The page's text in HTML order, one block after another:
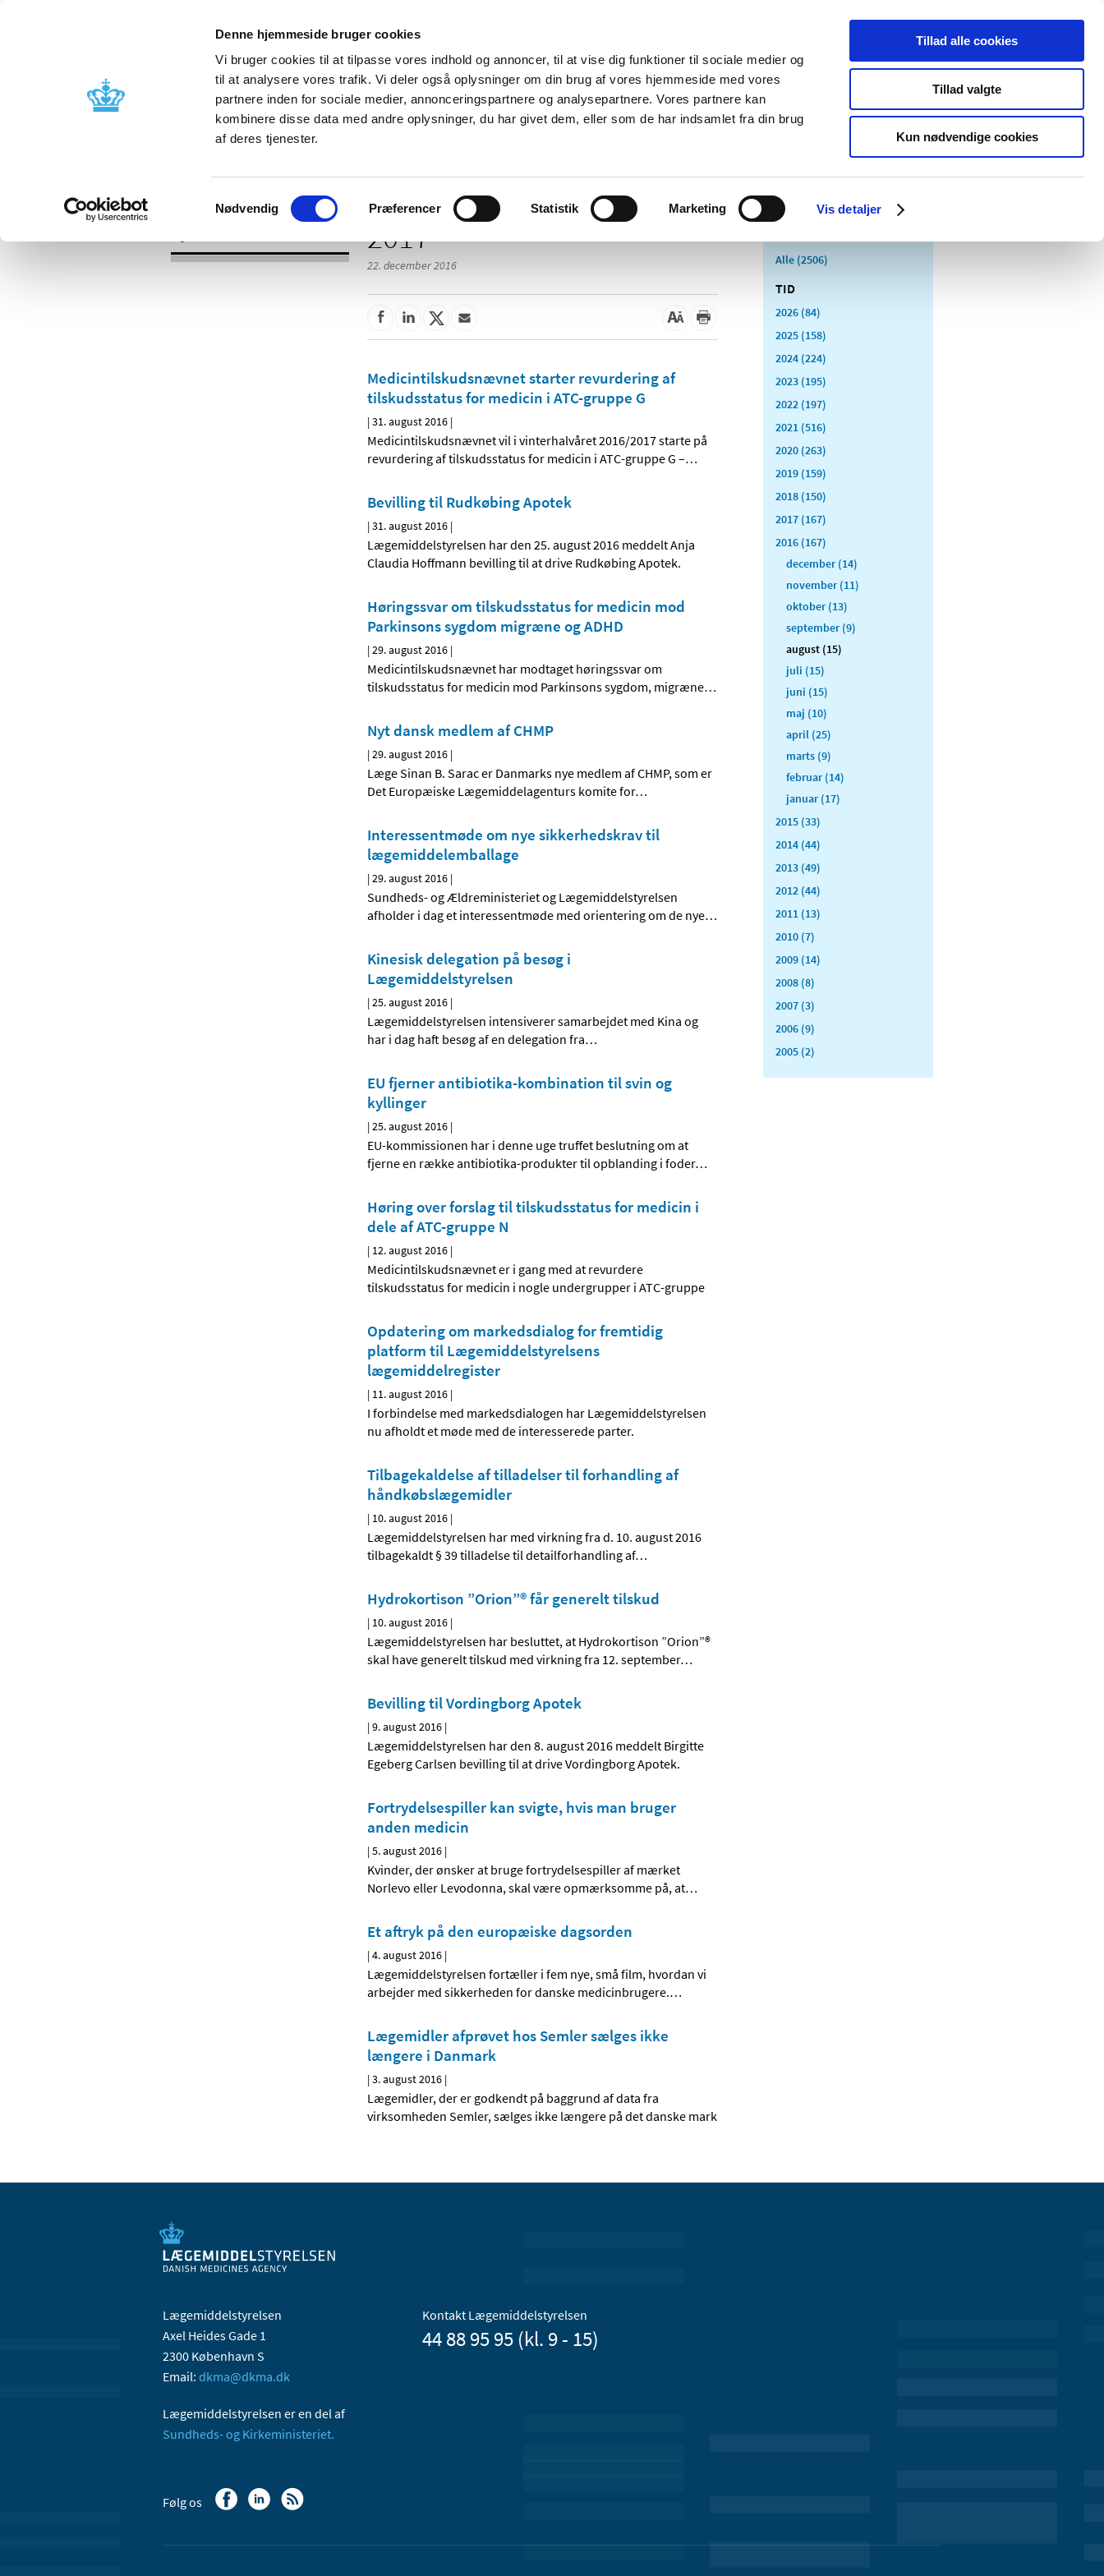
Denne hjemmeside bruger cookies
Vi bruger cookies til at tilpasse vores indhold og annoncer, til at vise dig funktioner til sociale medier og
til at analysere vores trafik. Vi deler også oplysninger om din brug af vores hjemmeside med vores
partnere inden for sociale medier, annonceringspartnere og analysepartnere. Vores partnere kan
kombinere disse data med andre oplysninger, du har givet dem, eller som de har indsamlet fra din brug
af deres tjenester.
Samtykkevalg
Nødvendig Præferencer Statistik Marketing Vis detaljer
Tillad alle cookies
Tillad valgte
Kun nødvendige cookies
Nyheder Om os Kontakt Udgivelser
Godkendelse og
Bivirkninger og
produktinformation
Tilskud og
Apoteker og salg af
Medicinsk
Særlige
produktområder
2017
22. december 2016
Medicintilskudsnævnet starter revurdering af
tilskudsstatus for medicin i ATC-gruppe G
|31. august 2016 |
Medicintilskudsnævnet vil i vinterhalvåret 2016/2017 starte på
revurdering af tilskudsstatus for medicin i ATC-gruppe G –…
Bevilling til Rudkøbing Apotek
|31. august 2016 |
Lægemiddelstyrelsen har den 25. august 2016 meddelt Anja
Claudia Hoffmann bevilling til at drive Rudkøbing Apotek.
Høringssvar om tilskudsstatus for medicin mod
Parkinsons sygdom migræne og ADHD
|29. august 2016 |
Medicintilskudsnævnet har modtaget høringssvar om
tilskudsstatus for medicin mod Parkinsons sygdom, migræne…
Nyt dansk medlem af CHMP
|29. august 2016 |
Læge Sinan B. Sarac er Danmarks nye medlem af CHMP, som er
Det Europæiske Lægemiddelagenturs komite for…
Interessentmøde om nye sikkerhedskrav til
lægemiddelemballage
|29. august 2016 |
Sundheds- og Ældreministeriet og Lægemiddelstyrelsen
afholder i dag et interessentmøde med orientering om de nye…
Kinesisk delegation på besøg i
Lægemiddelstyrelsen
|25. august 2016 |
Lægemiddelstyrelsen intensiverer samarbejdet med Kina og
har i dag haft besøg af en delegation fra…
EU fjerner antibiotika-kombination til svin og
kyllinger
|25. august 2016 |
EU-kommissionen har i denne uge truffet beslutning om at
fjerne en række antibiotika-produkter til opblanding i foder…
Høring over forslag til tilskudsstatus for medicin i
dele af ATC-gruppe N
| 12. august 2016 |
Medicintilskudsnævnet er i gang med at revurdere
tilskudsstatus for medicin i nogle undergrupper i ATC-gruppe
Opdatering om markedsdialog for fremtidig
platform til Lægemiddelstyrelsens
lægemiddelregister
| 11. august 2016 |
I forbindelse med markedsdialogen har Lægemiddelstyrelsen
nu afholdt et møde med de interesserede parter.
Tilbagekaldelse af tilladelser til forhandling af
håndkøbslægemidler
| 10. august 2016 |
Lægemiddelstyrelsen har med virkning fra d. 10. august 2016
tilbagekaldt § 39 tilladelse til detailforhandling af…
Hydrokortison ”Orion”® får generelt tilskud
| 10. august 2016 |
Lægemiddelstyrelsen har besluttet, at Hydrokortison ”Orion”®
skal have generelt tilskud med virkning fra 12. september…
Bevilling til Vordingborg Apotek
|9. august 2016 |
Lægemiddelstyrelsen har den 8. august 2016 meddelt Birgitte
Egeberg Carlsen bevilling til at drive Vordingborg Apotek.
Fortrydelsespiller kan svigte, hvis man bruger
anden medicin
|5. august 2016 |
Kvinder, der ønsker at bruge fortrydelsespiller af mærket
Norlevo eller Levodonna, skal være opmærksomme på, at…
Et aftryk på den europæiske dagsorden
|4. august 2016 |
Lægemiddelstyrelsen fortæller i fem nye, små film, hvordan vi
arbejder med sikkerheden for danske medicinbrugere.…
Lægemidler afprøvet hos Semler sælges ikke
længere i Danmark
|3. august 2016 |
Lægemidler, der er godkendt på baggrund af data fra
virksomheden Semler, sælges ikke længere på det danske mark
Alle (2506)
TID
2026 (84)
2025 (158)
2024 (224)
2023 (195)
2022 (197)
2021 (516)
2020 (263)
2019 (159)
2018 (150)
2017 (167)
2016 (167)
december (14)
november (11)
oktober (13)
september (9)
august (15)
juli (15)
juni (15)
maj (10)
april (25)
marts (9)
februar (14)
januar (17)
2015 (33)
2014 (44)
2013 (49)
2012 (44)
2011 (13)
2010 (7)
2009 (14)
2008 (8)
2007 (3)
2006 (9)
2005 (2)
Lægemiddelstyrelsen
Axel Heides Gade 1
2300 København S
Email: dkma@dkma.dk
Lægemiddelstyrelsen er en del af
Sundheds- og Kirkeministeriet.
Kontakt Lægemiddelstyrelsen
44 88 95 95 (kl. 9 - 15)
Følg os